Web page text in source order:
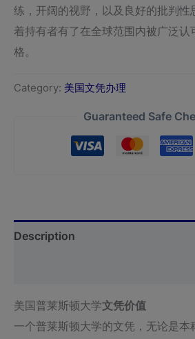
练，开阔的视野，以及良好的批判性
着持有者有了在全球范围内被广泛认
格。
Category: 美国文凭办理
Guaranteed Safe
Description
美国普莱斯顿大学文凭价值
一个普莱斯顿大学的文凭，无论是本